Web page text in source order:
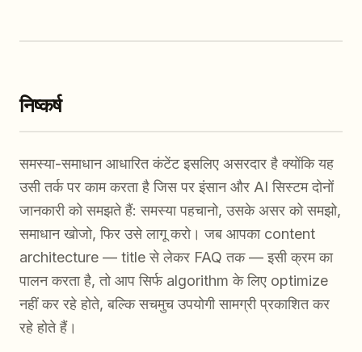
निष्कर्ष
समस्या-समाधान आधारित कंटेंट इसलिए असरदार है क्योंकि यह
उसी तर्क पर काम करता है जिस पर इंसान और AI सिस्टम दोनों
जानकारी को समझते हैं: समस्या पहचानो, उसके असर को समझो,
समाधान खोजो, फिर उसे लागू करो। जब आपका content
architecture — title से लेकर FAQ तक — इसी क्रम का
पालन करता है, तो आप सिर्फ algorithm के लिए optimize
नहीं कर रहे होते, बल्कि सचमुच उपयोगी सामग्री प्रकाशित कर
रहे होते हैं।